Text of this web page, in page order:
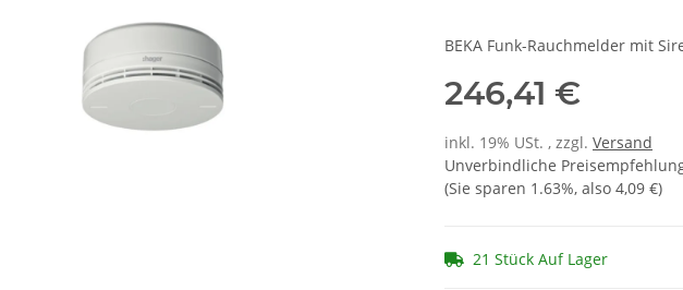
BEKA Funk-Rauchmelder mit
246,41 €
inkl. 19% USt. , zzgl. Versand
Unverbindliche
(Sie sparen 1.63%, also 4,09 €)
21 Stück Auf Lager